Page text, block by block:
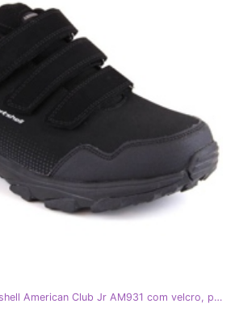
Calçado esportivo softshell American Club Jr AM931 com velcro, preto